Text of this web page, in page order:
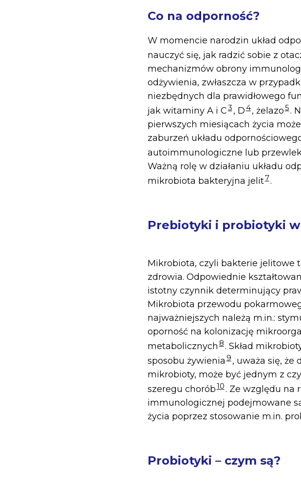
Co na odporność?
W momencie narodzin układ
nauczyć się, jak radzić sobie z
mechanizmów obrony
odżywienia, zwłaszcza w
niezbędnych dla prawidłowego
jak witaminy A i C3 , D4, żelazo5.
pierwszych miesiącach życia
zaburzeń układu
autoimmunologiczne lub
Ważną rolę w działaniu układu
mikrobiota bakteryjna jelit7.
Prebiotyki i probiotyki
Mikrobiota, czyli bakterie jelitowe
zdrowia. Odpowiednie
istotny czynnik determinujący
Mikrobiota przewodu
najważniejszych należą m.in.:
oporność na kolonizację
metabolicznych 8. Skład
sposobu żywienia 9 , uważa się, że
mikrobioty, może być jednym z
szeregu chorób10. Ze względu na
immunologicznej podejmowane
życia poprzez stosowanie m.in.
Probiotyki – czym są?